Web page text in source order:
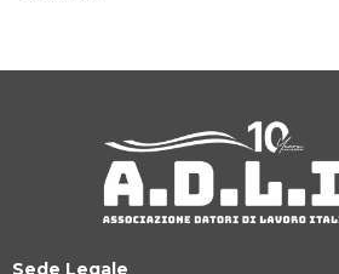
Sede Legale